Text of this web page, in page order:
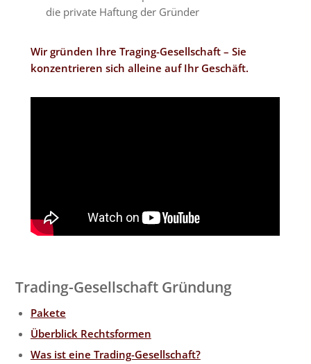
die private Haftung der Gründer
Wir gründen IhreTraging-Gesellschaft – Sie
konzentrieren sich alleine auf Ihr Geschäft.
Trading-Gesellschaft Gründung
Pakete
Überblick Rechtsformen
Was ist eine Trading-Gesellschaft?